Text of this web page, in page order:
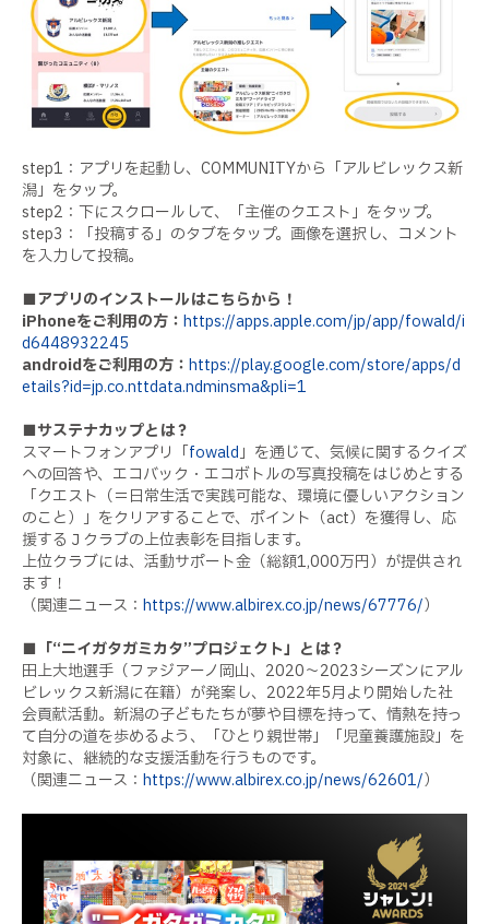
step1：アプリを起動し、COMMUNITYから「アルビレックス新
潟」をタップ。
step2：下にスクロールして、「主催のクエスト」をタップ。
step3：「投稿する」のタブをタップ。画像を選択し、コメント
を入力して投稿。
■アプリのインストールはこちらから！
iPhoneをご利用の方： https://apps.apple.com/jp/app/fowald/i
d6448932245
androidをご利用の方： https://play.google.com/store/apps/d
etails?id=jp.co.nttdata.ndminsma&pli=1
■サステナカップとは？
スマートフォンアプリ「fowald」を通じて、気候に関するクイズ
への回答や、エコバック・エコボトルの写真投稿をはじめとする
「クエスト（＝日常生活で実践可能な、環境に優しいアクション
のこと）」をクリアすることで、ポイント（act）を獲得し、応
援するＪクラブの上位表彰を目指します。
上位クラブには、活動サポート金（総額1,000万円）が提供され
ます！
（関連ニュース： https://www.albirex.co.jp/news/67776/）
■「“ニイガタガミカタ”プロジェクト」とは？
田上大地選手（ファジアーノ岡山、2020～2023シーズンにアル
ビレックス新潟に在籍）が発案し、2022年5月より開始した社
会貢献活動。新潟の子どもたちが夢や目標を持って、情熱を持っ
て自分の道を歩めるよう、「ひとり親世帯」「児童養護施設」を
対象に、継続的な支援活動を行うものです。
（関連ニュース： https://www.albirex.co.jp/news/62601/）